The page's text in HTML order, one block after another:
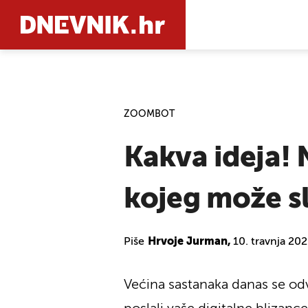
ZOOMBOT
Kakva ideja!
kojeg može
Piše Hrvoje Jurman, 10. travnja
Većina sastanaka danas se